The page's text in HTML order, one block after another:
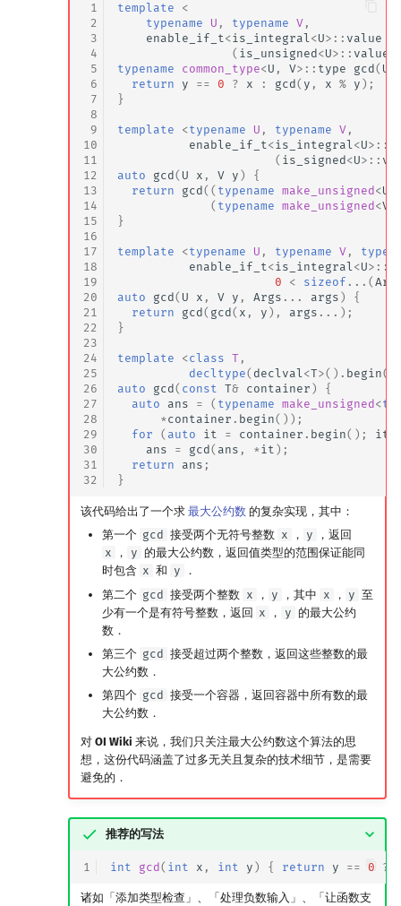
1
2
3
4
5
6
7
8
9
10
11
12
13
14
15
16
17
18
19
20
21
22
23
24
25
26
27
28
29
30
31
32
template
<
typename
U , typename V ,
enable_if_t<is_integral<U>:: value
( is_unsigned<U>:: value
typename
common_type<U , V>:: type gcd( U
return
y == 0 ? x : gcd( y , x % y );
}
template <typename U , typename V ,
enable_if_t<is_integral<U>::
( is_signed<U>::
auto
gcd( U x , V y )
{
return
gcd(( typename make_unsigned<U
( typename make_unsigned<V
}
template <typename U , typename V ,
enable_if_t<is_integral<U>::
0
< sizeof ...(
auto
gcd( U x , V y , Args ... args )
{
return
gcd( gcd( x , y ), args ...);
}
template <class T ,
decltype( declval<T>(). begin
auto
gcd( const T& container )
{
auto
ans = ( typename make_unsigned<
* container . begin());
for
( auto it = container . begin(); it
ans
= gcd( ans , * it );
return
ans ;
}
该代码给出了一个求 最大公约数 的复杂实现，其中：
第一个 gcd 接受两个无符号整数 x ， y
，返回
x
， y 的最大公约数，返回值类型的范围保证能同
时包含 x 和 y
．
第二个 gcd 接受两个整数 x ， y ，其中 x ， y 至
少有一个是有符号整数，返回 x ， y 的最大公约
数．
第三个 gcd 接受超过两个整数，返回这些整数的最
大公约数．
第四个 gcd 接受一个容器，返回容器中所有数的最
大公约数．
对 OI Wiki 来说，我们只关注最大公约数这个算法的思
想，这份代码涵盖了过多无关且复杂的技术细节，是需要
避免的．
推荐的写法
1 int gcd( int x , int y ) { return y == 0 ?
诸如「添加类型检查」、「处理负数输入」、「让函数支